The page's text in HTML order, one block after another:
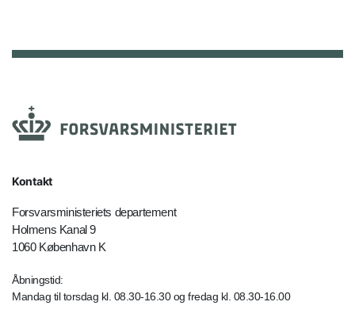
Kontakt
Forsvarsministeriets departement
Holmens Kanal 9
1060 København K
Åbningstid:
Mandag til torsdag kl. 08.30-16.30 og fredag kl. 08.30-16.00